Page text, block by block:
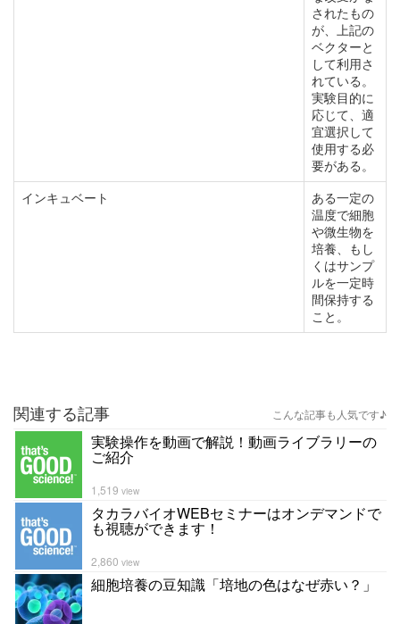
されたもの
が、上記の
ベクターと
して利用さ
れている。
実験目的に
応じて、適
宜選択して
使用する必
要がある。
インキュベート
ある一定の
温度で細胞
や微生物を
培養、もし
くはサンプ
ルを一定時
間保持する
こと。
関連する記事 こんな記事も人気です♪
実験操作を動画で解説！動画ライブラリーの
ご紹介
1,519 view
タカラバイオWEBセミナーはオンデマンドで
も視聴ができます！
2,860 view
細胞培養の豆知識「培地の色はなぜ赤い？」